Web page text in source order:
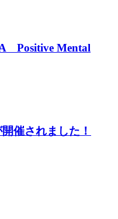
Positive Mental
催されました！